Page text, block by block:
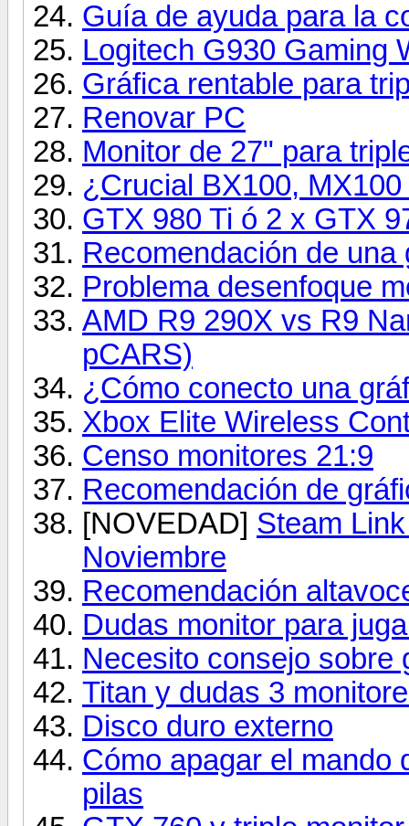
Guía de ayuda para la
Logitech G930 Gaming
Gráfica rentable para
Renovar PC
Monitor de 27" para
¿Crucial BX100,
GTX 980 Ti ó 2 x GTX
Recomendación de
Problema desenfoque
AMD R9 290X vs R9
pCARS)
¿Cómo conecto una
Xbox Elite Wireless
Censo monitores 21:9
Recomendación de
[NOVEDAD] Steam
Noviembre
Recomendación
Dudas monitor para
Necesito consejo sobre
Titan y dudas 3
Disco duro externo
Cómo apagar el mando
pilas